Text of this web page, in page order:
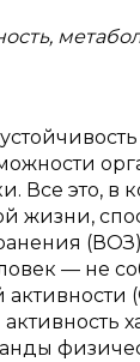
Все это, в
жизни,
(ВОЗ),
— не